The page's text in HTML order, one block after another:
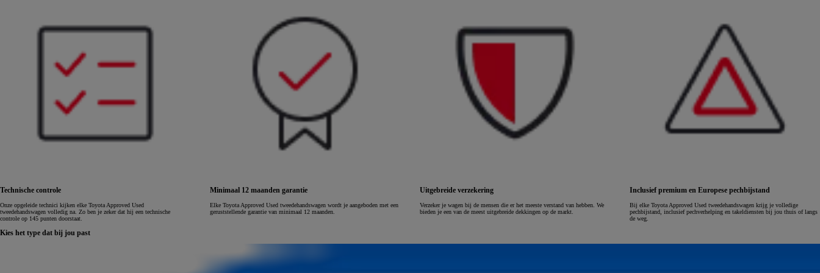
ELEKTRISCH
Technische controle
Onze opgeleide technici kijken elke Toyota Approved Used
tweedehandswagen volledig na. Zo ben je zeker dat hij een technische
controle op 145 punten doorstaat.
Minimaal 12 maanden garantie
Elke Toyota Approved Used tweedehandswagen wordt je aangeboden met een
geruststellende garantie van minimaal 12 maanden.
Uitgebreide verzekering
Verzeker je wagen bij de mensen die er het meeste verstand van hebben. We
bieden je een van de meest uitgebreide dekkingen op de markt.
Inclusief premium en Europese pechbijstand
Bij elke Toyota Approved Used tweedehandswagen krijg je volledige
pechbijstand, inclusief pechverhelping en takeldiensten bij jou thuis of langs
de weg.
Kies het type dat bij jou past